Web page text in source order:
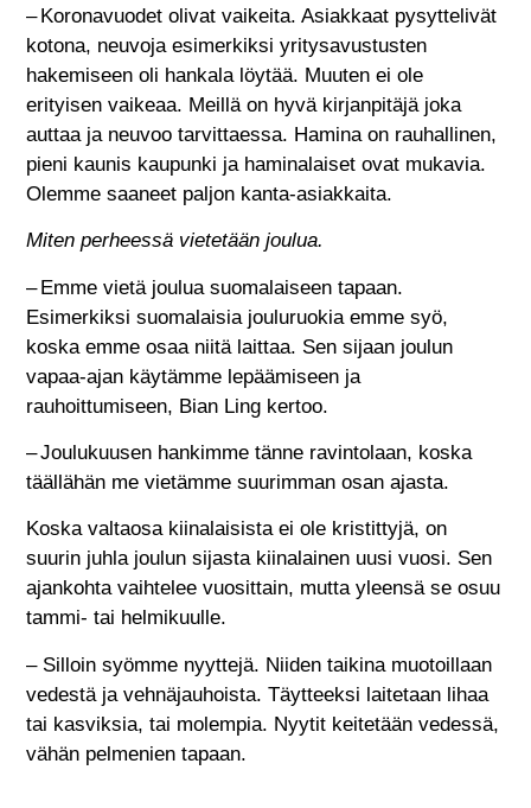
– Koronavuodet olivat vaikeita. Asiakkaat pysyttelivät
kotona, neuvoja esimerkiksi yritysavustusten
hakemiseen oli hankala löytää. Muuten ei ole
erityisen vaikeaa. Meillä on hyvä kirjanpitäjä joka
auttaa ja neuvoo tarvittaessa. Hamina on rauhallinen,
pieni kaunis kaupunki ja haminalaiset ovat mukavia.
Olemme saaneet paljon kanta-asiakkaita.
Miten perheessä vietetään joulua.
– Emme vietä joulua suomalaiseen tapaan.
Esimerkiksi suomalaisia jouluruokia emme syö,
koska emme osaa niitä laittaa. Sen sijaan joulun
vapaa-ajan käytämme lepäämiseen ja
rauhoittumiseen, Bian Ling kertoo.
– Joulukuusen hankimme tänne ravintolaan, koska
täällähän me vietämme suurimman osan ajasta.
Koska valtaosa kiinalaisista ei ole kristittyjä, on
suurin juhla joulun sijasta kiinalainen uusi vuosi. Sen
ajankohta vaihtelee vuosittain, mutta yleensä se osuu
tammi- tai helmikuulle.
– Silloin syömme nyyttejä. Niiden taikina muotoillaan
vedestä ja vehnäjauhoista. Täytteeksi laitetaan lihaa
tai kasviksia, tai molempia. Nyytit keitetään vedessä,
vähän pelmenien tapaan.